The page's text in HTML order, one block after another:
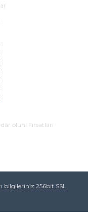
olun! Fırsatları
bilgileriniz 256bit SSL